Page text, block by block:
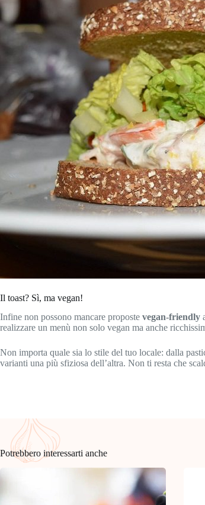
Il toast? Sì, ma vegan!
Infine non possono mancare proposte vegan-friendly
realizzare un menù non solo vegan ma anche
Non importa quale sia lo stile del tuo locale: dalla
varianti una più sfiziosa dell’altra. Non ti resta che
Potrebbero interessarti anche